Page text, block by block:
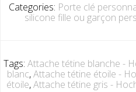
Categories: Porte clé
silicone fille ou garçon
Tags: Attache tétine blanche -
blanc,Attache tétine étoile -
étoile,Attache tétine gris -